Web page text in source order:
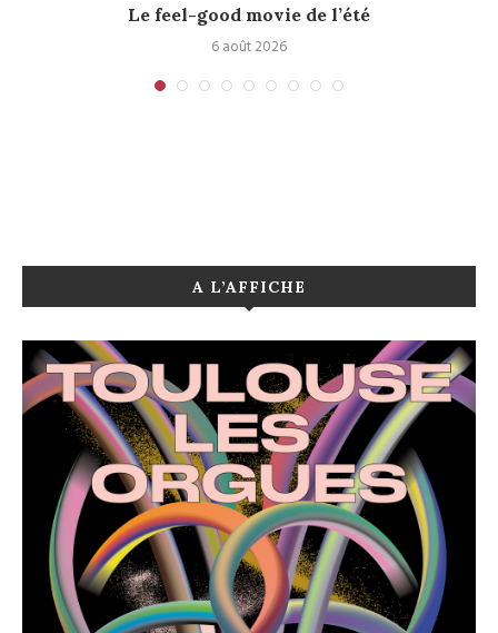
Le feel-good movie de l’été
6 août 2026
A L’AFFICHE